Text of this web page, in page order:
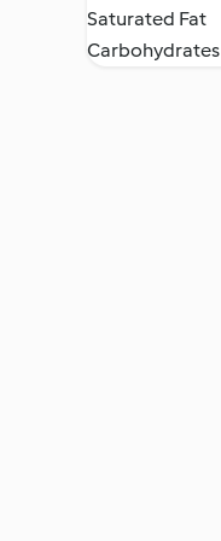
Saturated Fat
Carbohydrates